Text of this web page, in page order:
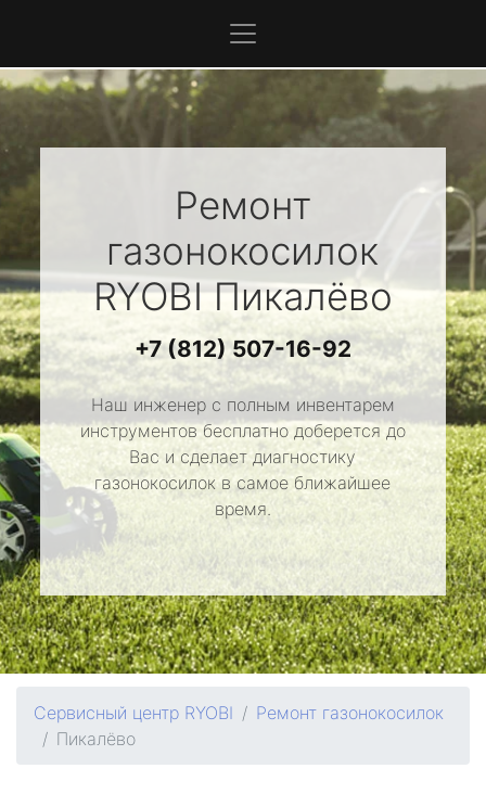
Ремонт
газонокосилок
RYOBIПикалёво
+7 (812) 507-16-92
Наш инженер с полным инвентарем
инструментов бесплатно доберется до
Вас и сделает диагностику
газонокосилок в самое ближайшее
время.
Сервисный центр RYOBI
Ремонт газонокосилок
Пикалёво